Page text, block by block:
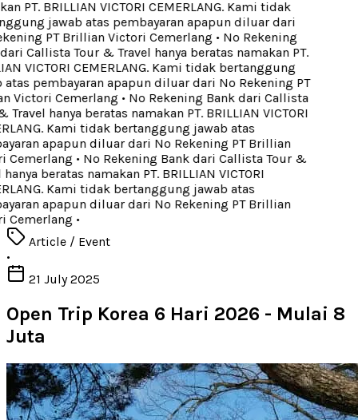
PT. BRILLIAN VICTORI CEMERLANG. Kami tidak
jawab atas pembayaran apapun diluar dari
PT Brillian Victori Cemerlang• No Rekening
Callista Tour & Travel hanya beratas namakan PT.
VICTORI CEMERLANG. Kami tidak bertanggung
pembayaran apapun diluar dari No Rekening PT
Victori Cemerlang• No Rekening Bank dari Callista
hanya beratas namakan PT. BRILLIAN VICTORI
Kami tidak bertanggung jawab atas
apapun diluar dari No Rekening PT Brillian
• No Rekening Bank dari Callista Tour &
beratas namakan PT. BRILLIAN VICTORI
Kami tidak bertanggung jawab atas
apapun diluar dari No Rekening PT Brillian
•
Article / Event
•
21 July 2025
Open Trip Korea 6 Hari 2026 - Mulai 8
Juta